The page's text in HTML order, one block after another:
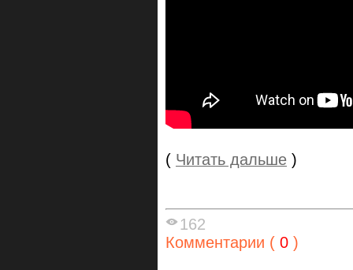
( Читать дальше )
162
Комментарии ( 0 )